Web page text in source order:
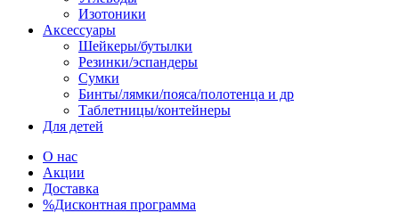
Изотоники
Аксессуары
Шейкеры/бутылки
Резинки/эспандеры
Сумки
Бинты/лямки/пояса/полотенца и др
Таблетницы/контейнеры
Для детей
О нас
Акции
Доставка
%Дисконтная программа